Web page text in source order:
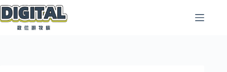
跳
至